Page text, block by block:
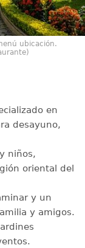
ubicación.
en
desayuno,
niños,
oriental del
y un
y amigos.